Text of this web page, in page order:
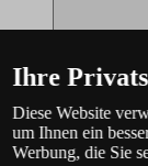
Ihre
Diese Website
um Ihnen ein
Werbung, die Sie